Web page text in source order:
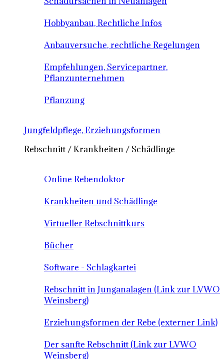
Hobbyanbau, Rechtliche Infos
Anbauversuche, rechtliche Regelungen
Empfehlungen, Servicepartner,
Pflanzunternehmen
Pflanzung
Jungfeldpflege, Erziehungsformen
Rebschnitt / Krankheiten / Schädlinge
Online Rebendoktor
Krankheiten und Schädlinge
Virtueller Rebschnittkurs
Bücher
Software - Schlagkartei
Rebschnitt in Junganalagen (Link zur LVWO
Weinsberg)
Erziehungsformen der Rebe (externer Link)
Der sanfte Rebschnitt (Link zur LVWO
Weinsberg)